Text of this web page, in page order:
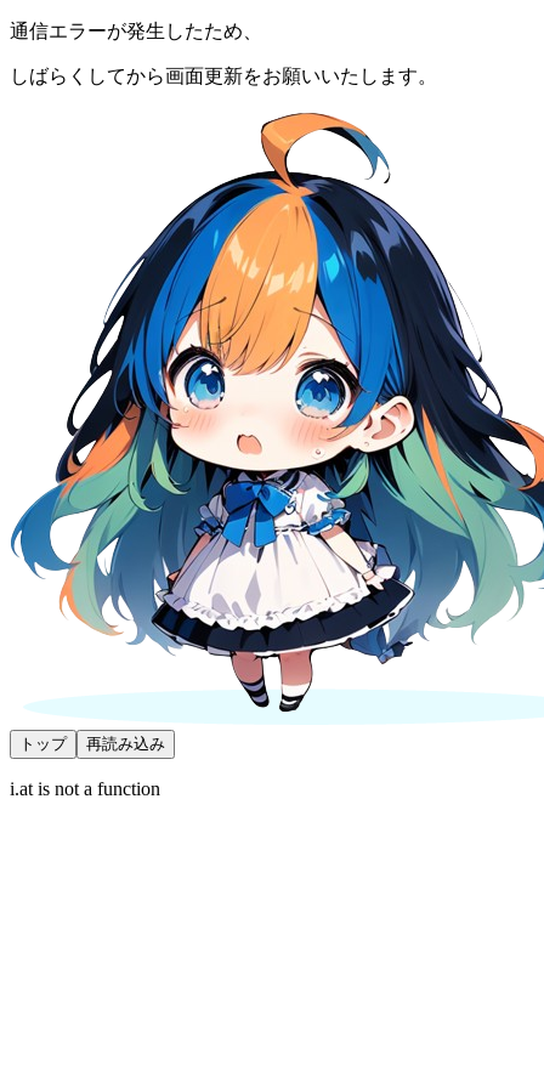
通信エラーが発生したため、
しばらくしてから画面更新をお願いいたします。
トップ 再読み込み
i.at is not a function